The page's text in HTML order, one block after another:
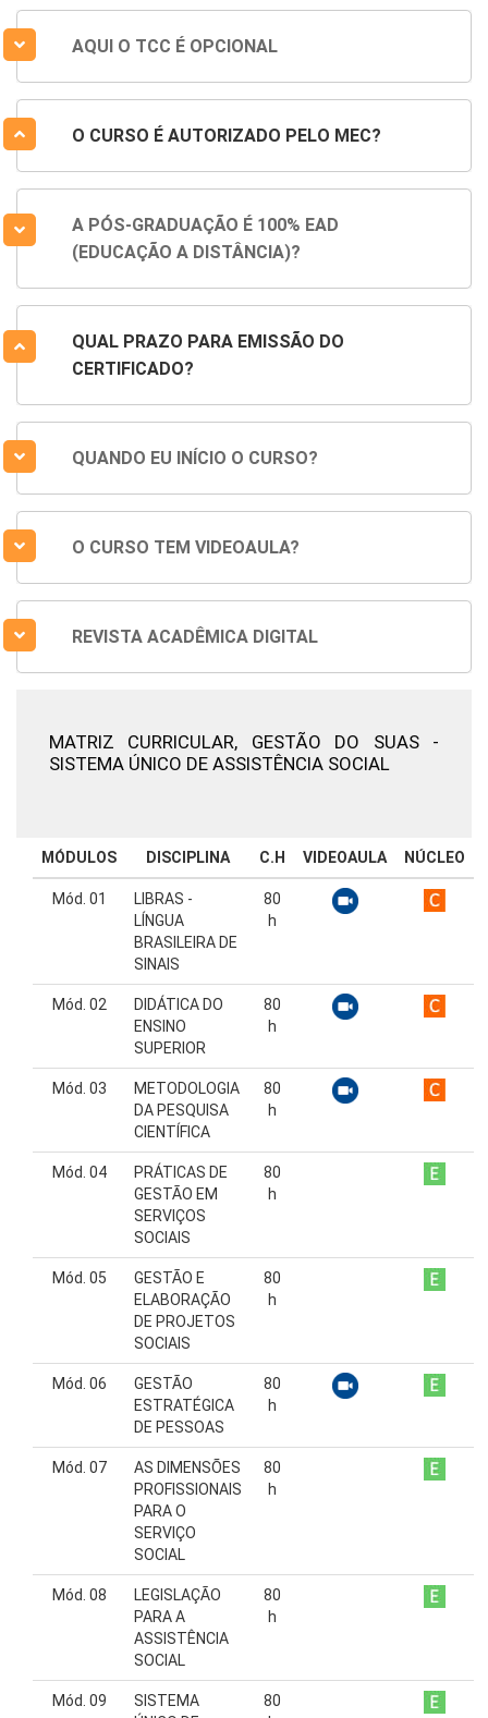
AQUI O TCC É OPCIONAL
O CURSO É AUTORIZADO PELO MEC?
A PÓS-GRADUAÇÃO É 100% EAD
(EDUCAÇÃO A DISTÂNCIA)?
QUAL PRAZO PARA EMISSÃO DO
CERTIFICADO?
QUANDO EU INÍCIO O CURSO?
O CURSO TEM VIDEOAULA?
REVISTA ACADÊMICA DIGITAL
MATRIZ CURRICULAR, GESTÃO DO SUAS -
SISTEMA ÚNICO DE ASSISTÊNCIA SOCIAL
MÓDULOS DISCIPLINA C.H VIDEOAULA NÚCLEO
Mód. 01
LIBRAS -
LÍNGUA
BRASILEIRA DE
SINAIS
80
h
Mód. 02
DIDÁTICA DO
ENSINO
SUPERIOR
80
h
Mód. 03
METODOLOGIA
DA PESQUISA
CIENTÍFICA
80
h
Mód. 04
PRÁTICAS DE
GESTÃO EM
SERVIÇOS
SOCIAIS
80
h
Mód. 05
GESTÃO E
ELABORAÇÃO
DE PROJETOS
SOCIAIS
80
h
Mód. 06
GESTÃO
ESTRATÉGICA
DE PESSOAS
80
h
Mód. 07
AS DIMENSÕES
PROFISSIONAIS
PARA O
SERVIÇO
SOCIAL
80
h
Mód. 08
LEGISLAÇÃO
PARA A
ASSISTÊNCIA
SOCIAL
80
h
Mód. 09
SISTEMA
80